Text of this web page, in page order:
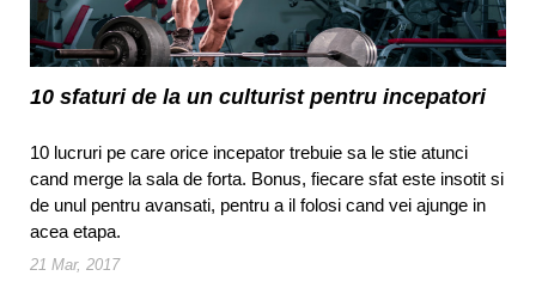
10 sfaturi de la un culturist pentru incepatori
10 lucruri pe care orice incepator trebuie sa le stie atunci
cand merge la sala de forta. Bonus, fiecare sfat este insotit si
de unul pentru avansati, pentru a il folosi cand vei ajunge in
acea etapa.
21 Mar, 2017